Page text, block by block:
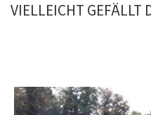
VIELLEICHT GEFÄLLT